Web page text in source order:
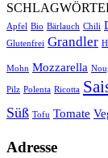
Apfel Bio Bärlauch Chili
Glutenfrei Grandler
Mohn Mozzarella
Pilz Polenta Ricotta
Süß Tofu Tomate
Adresse